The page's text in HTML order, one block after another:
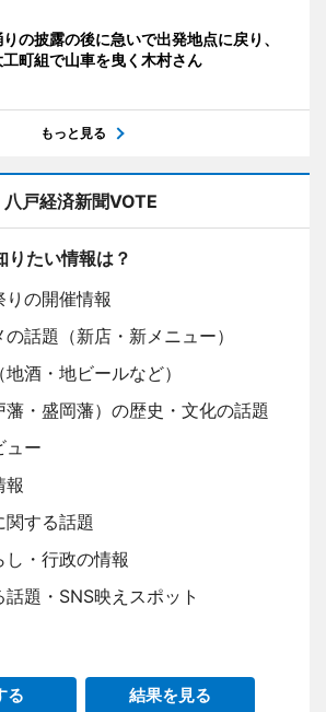
の披露の後に急いで出発地点に戻り、
町組で山車を曳く木村さん
もっと見る
八戸経済新聞VOTE
りたい情報は？
りの開催情報
話題（新店・新メニュー）
酒・地ビールなど）
藩・盛岡藩）の歴史・文化の話題
ュー
報
する話題
・行政の情報
題・SNS映えスポット
る 結果を見る